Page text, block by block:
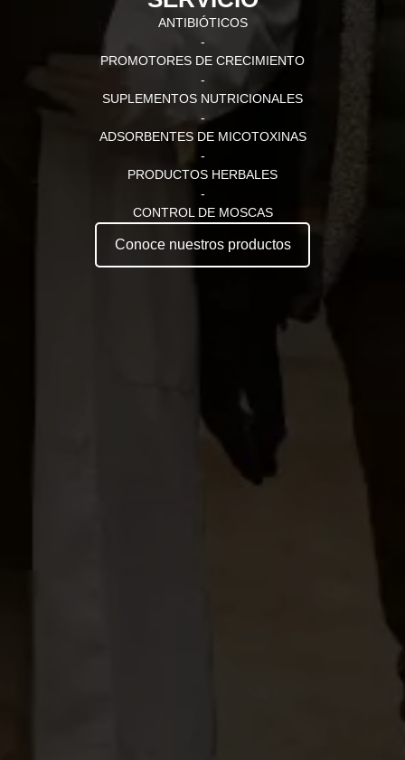
ANTIBIÓTICOS
-
PROMOTORES DE CRECIMIENTO
-
SUPLEMENTOS NUTRICIONALES
-
ADSORBENTES DE MICOTOXINAS
-
PRODUCTOS HERBALES
-
CONTROL DE MOSCAS
Conoce nuestros productos